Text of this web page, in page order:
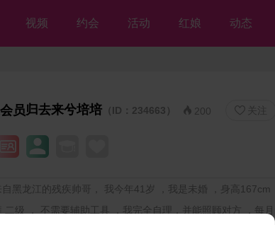
视频 约会 活动 红娘 动态
归去来兮培培 （ID：234663）  200  关注
自黑龙江的残疾帅哥， 我今年41岁 ，我是未婚 ，身高167cm
二级 ， 不需要辅助工具 ，我完全自理，并能照顾对方 ，每月